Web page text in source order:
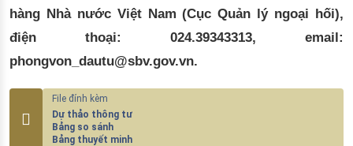
hàng Nhà nước Việt Nam (Cục Quản lý ngoại hối),
điện thoại: 024.39343313, email:
phongvon_dautu@sbv.gov.vn.
Dự thảo thông tư
Bảng so sánh
Bảng thuyết minh